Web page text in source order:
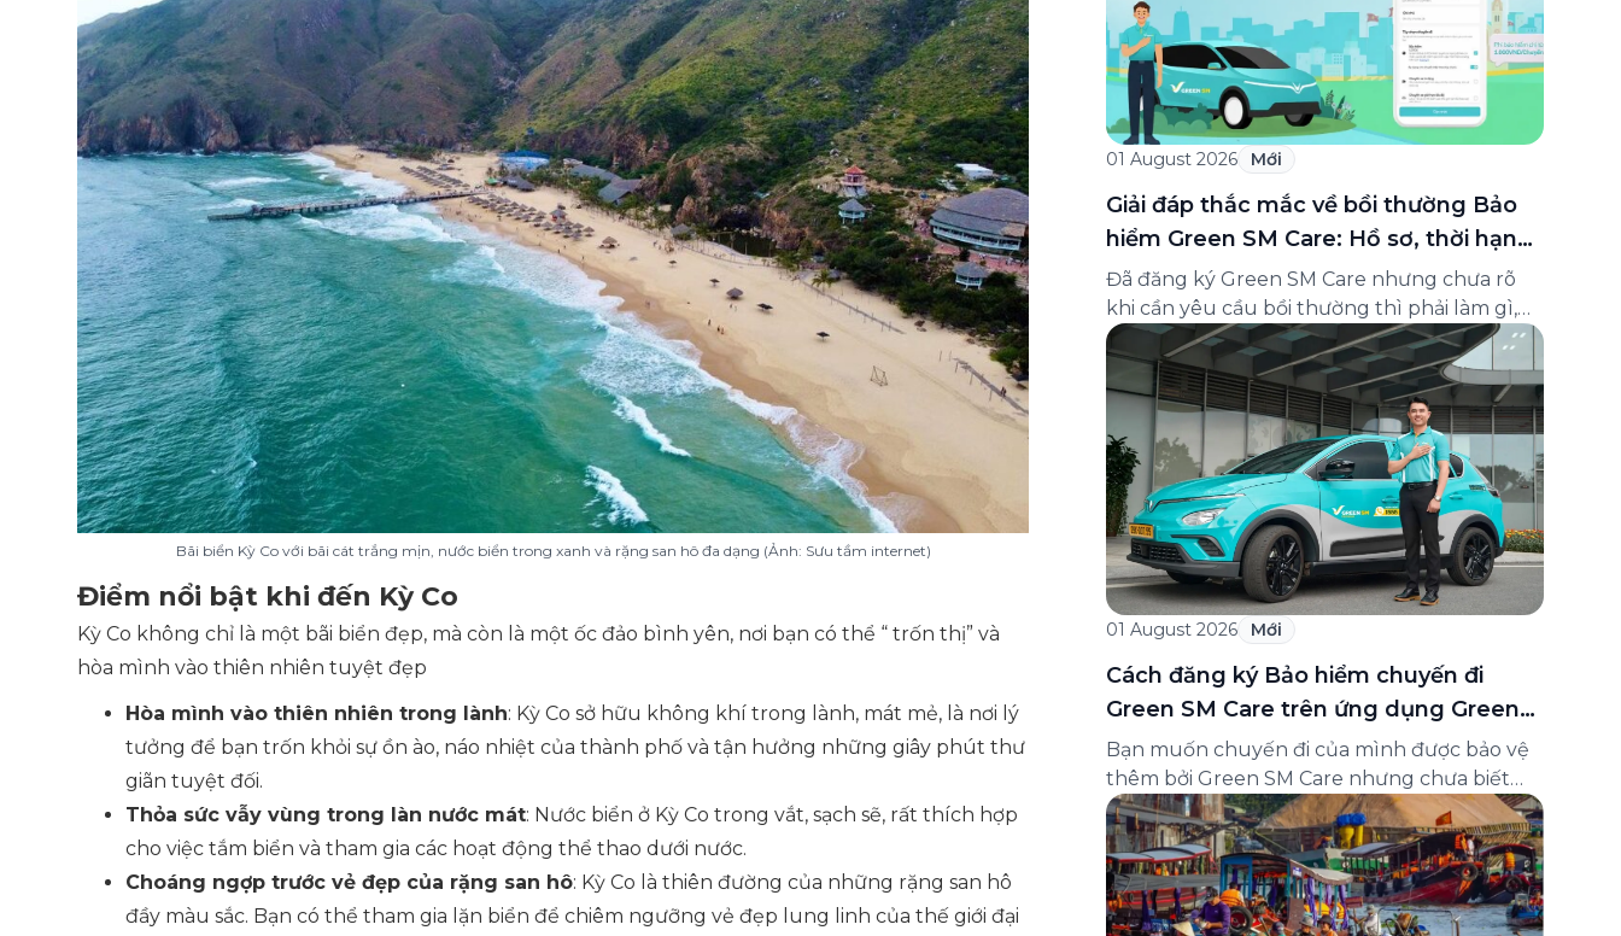
Bãi biển Kỳ Co với bãi cát trắng mịn, nước biển trong xanh và rặng san hô đa dạng (Ảnh: Sưu tầm internet)
Điểm nổi bật khi đến Kỳ Co
Kỳ Co không chỉ là một bãi biển đẹp, mà còn là một ốc đảo bình yên, nơi bạn có thể “ trốn thị” và
hòa mình vào thiên nhiên tuyệt đẹp
Hòa mình vào thiên nhiên trong lành: Kỳ Co sở hữu không khí trong lành, mát mẻ, là nơi lý
tưởng để bạn trốn khỏi sự ồn ào, náo nhiệt của thành phố và tận hưởng những giây phút thư
giãn tuyệt đối.
Thỏa sức vẫy vùng trong làn nước mát: Nước biển ở Kỳ Co trong vắt, sạch sẽ, rất thích hợp
cho việc tắm biển và tham gia các hoạt động thể thao dưới nước.
Choáng ngợp trước vẻ đẹp của rặng san hô: Kỳ Co là thiên đường của những rặng san hô
đầy màu sắc. Bạn có thể tham gia lặn biển để chiêm ngưỡng vẻ đẹp lung linh của thế giới đại
đến 8/8/2026), Green SM trân […]
01 August 2026 Mới
Giải đáp thắc mắc về bồi thường Bảo
hiểm Green SM Care: Hồ sơ, thời hạn
và cách liên hệ hỗ trợ
Đã đăng ký Green SM Care nhưng chưa rõ
khi cần yêu cầu bồi thường thì phải làm gì,
hồ sơ ra sao, hay giấy chứng nhận bảo hiểm
tìm ở đâu? Bài viết này tổng hợp đầy đủ các
câu hỏi thường gặp nhất về quy trình bồi
thường và hỗ trợ của Green […]
01 August 2026 Mới
Cách đăng ký Bảo hiểm chuyến đi
Green SM Care trên ứng dụng Green
SM
Bạn muốn chuyến đi của mình được bảo vệ
thêm bởi Green SM Care nhưng chưa biết
đăng ký ở đâu? Bài viết dưới đây sẽ hướng
dẫn chi tiết cách tham gia (và hủy tham gia)
gói bảo hiểm này ngay trên ứng dụng Green
SM, cùng những lưu ý quan trọng trước khi
[…]